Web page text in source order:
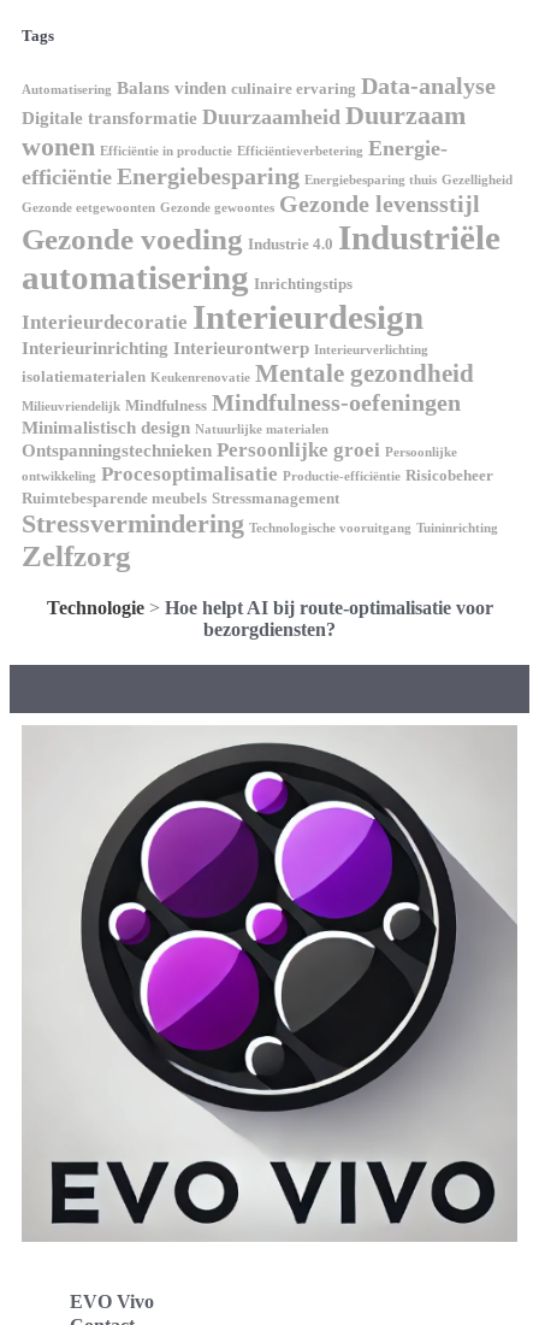
Tags
Automatisering Balans vinden culinaire ervaring Data-analyse
Digitale transformatie Duurzaamheid Duurzaam
wonen Efficiëntie in productie Efficiëntieverbetering Energie-
efficiëntie Energiebesparing Energiebesparing thuis Gezelligheid
Gezonde eetgewoonten Gezonde gewoontes Gezonde levensstijl
Gezonde voeding Industrie 4.0 Industriële
automatisering Inrichtingstips
Interieurdecoratie Interieurdesign
Interieurinrichting Interieurontwerp Interieurverlichting
isolatiematerialen Keukenrenovatie Mentale gezondheid
Milieuvriendelijk Mindfulness Mindfulness-oefeningen
Minimalistisch design Natuurlijke materialen
Ontspanningstechnieken Persoonlijke groei Persoonlijke
ontwikkeling Procesoptimalisatie Productie-efficiëntie Risicobeheer
Ruimtebesparende meubels Stressmanagement
Stressvermindering Technologische vooruitgang Tuininrichting
Zelfzorg
Technologie> Hoe helpt AI bij route-optimalisatie voor
bezorgdiensten?
EVO Vivo